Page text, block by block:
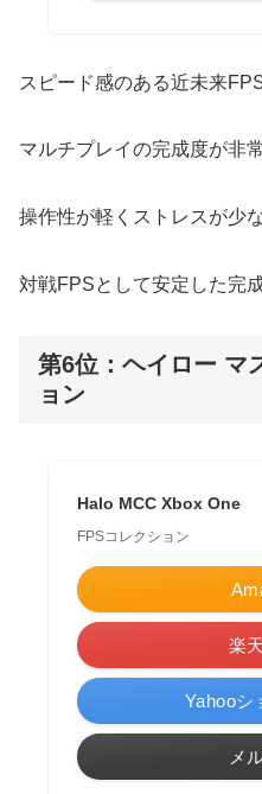
スピード感のある近未来FPS
マルチプレイの完成度が非
操作性が軽くストレスが少な
対戦FPSとして安定した完成
第6位：ヘイロー マ
ョン
Halo MCC Xbox One
FPSコレクション
楽
Yahooシ
メ